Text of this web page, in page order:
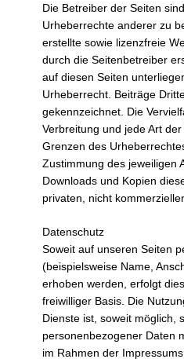
Die Betreiber der Seiten
Urheberrechte anderer zu
erstellte sowie lizenzfreie
durch die Seitenbetreiber
auf diesen Seiten
Urheberrecht. Beiträge
gekennzeichnet. Die
Verbreitung und jede Art
Grenzen des
Zustimmung des jeweiligen
Downloads und Kopien
privaten, nicht
Datenschutz
Soweit auf unseren Seiten
(beispielsweise Name,
erhoben werden, erfolgt
freiwilliger Basis. Die
Dienste ist, soweit möglich,
personenbezogener Daten
im Rahmen der